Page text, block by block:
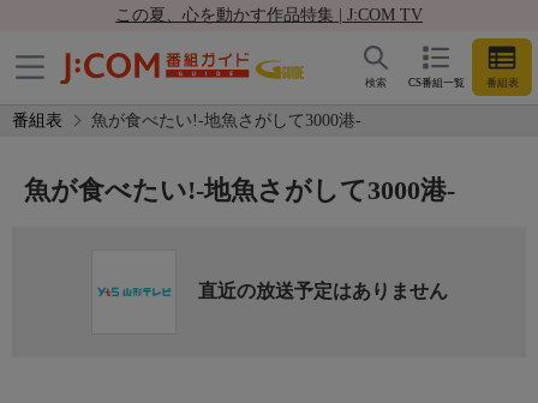
この夏、心を動かす作品特集 | J:COM TV
CS番組一覧 番組表
検索
番組表 魚が食べたい!-地魚さがして3000港-
魚が食べたい!-地魚さがして3000港-
直近の放送予定はありません